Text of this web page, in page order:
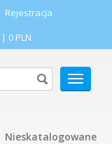
Rejestracja
| 0 PLN
POKAŻ
MENU
Nieskatalogowane